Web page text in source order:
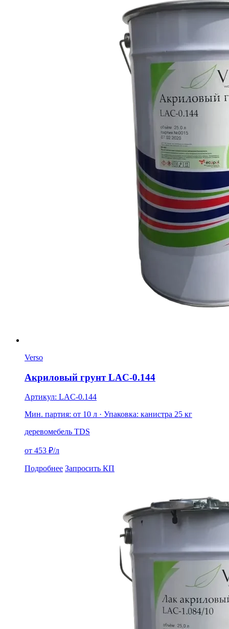
Verso
Акриловый грунт LAC-0.144
Артикул: LAC-0.144
Мин. партия: от 10 л · Упаковка: канистра 25 кг
деревомебель TDS
от 453 ₽/л
Подробнее Запросить КП